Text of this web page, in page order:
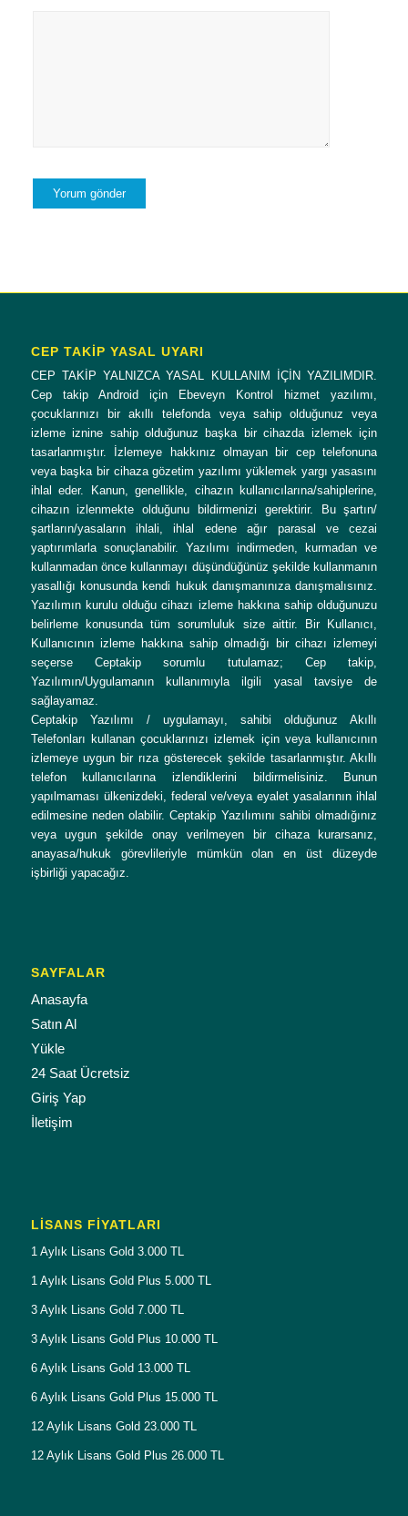
CEP TAKİP YASAL UYARI
CEP TAKİP YALNIZCA YASAL KULLANIM İÇİN YAZILIMDIR.
Cep takip Android için Ebeveyn Kontrol hizmet yazılımı,
çocuklarınızı bir akıllı telefonda veya sahip olduğunuz veya
izleme iznine sahip olduğunuz başka bir cihazda izlemek için
tasarlanmıştır. İzlemeye hakkınız olmayan bir cep telefonuna
veya başka bir cihaza gözetim yazılımı yüklemek yargı yasasını
ihlal eder. Kanun, genellikle, cihazın kullanıcılarına/sahiplerine,
cihazın izlenmekte olduğunu bildirmenizi gerektirir. Bu şartın/
şartların/yasaların ihlali, ihlal edene ağır parasal ve cezai
yaptırımlarla sonuçlanabilir. Yazılımı indirmeden, kurmadan ve
kullanmadan önce kullanmayı düşündüğünüz şekilde kullanmanın
yasallığı konusunda kendi hukuk danışmanınıza danışmalısınız.
Yazılımın kurulu olduğu cihazı izleme hakkına sahip olduğunuzu
belirleme konusunda tüm sorumluluk size aittir. Bir Kullanıcı,
Kullanıcının izleme hakkına sahip olmadığı bir cihazı izlemeyi
seçerse Ceptakip sorumlu tutulamaz; Cep takip,
Yazılımın/Uygulamanın kullanımıyla ilgili yasal tavsiye de
sağlayamaz.
Ceptakip Yazılımı / uygulamayı, sahibi olduğunuz Akıllı
Telefonları kullanan çocuklarınızı izlemek için veya kullanıcının
izlemeye uygun bir rıza gösterecek şekilde tasarlanmıştır. Akıllı
telefon kullanıcılarına izlendiklerini bildirmelisiniz. Bunun
yapılmaması ülkenizdeki, federal ve/veya eyalet yasalarının ihlal
edilmesine neden olabilir. Ceptakip Yazılımını sahibi olmadığınız
veya uygun şekilde onay verilmeyen bir cihaza kurarsanız,
anayasa/hukuk görevlileriyle mümkün olan en üst düzeyde
işbirliği yapacağız.
SAYFALAR
Anasayfa
Satın Al
Yükle
24 Saat Ücretsiz
Giriş Yap
İletişim
LISANS FIYATLARI
1 Aylık Lisans Gold 3.000 TL
1 Aylık Lisans Gold Plus 5.000 TL
3 Aylık Lisans Gold 7.000 TL
3 Aylık Lisans Gold Plus 10.000 TL
6 Aylık Lisans Gold 13.000 TL
6 Aylık Lisans Gold Plus 15.000 TL
12 Aylık Lisans Gold 23.000 TL
12 Aylık Lisans Gold Plus 26.000 TL